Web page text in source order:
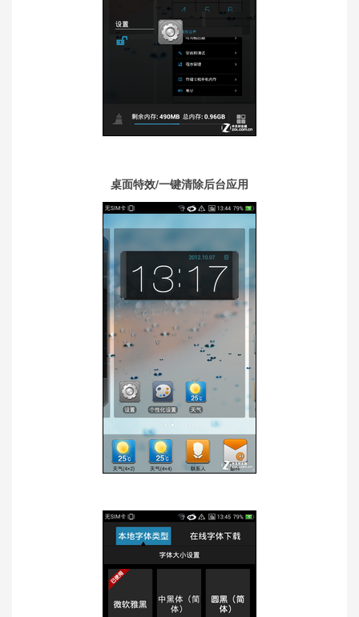
桌面特效/一键清除后台应用